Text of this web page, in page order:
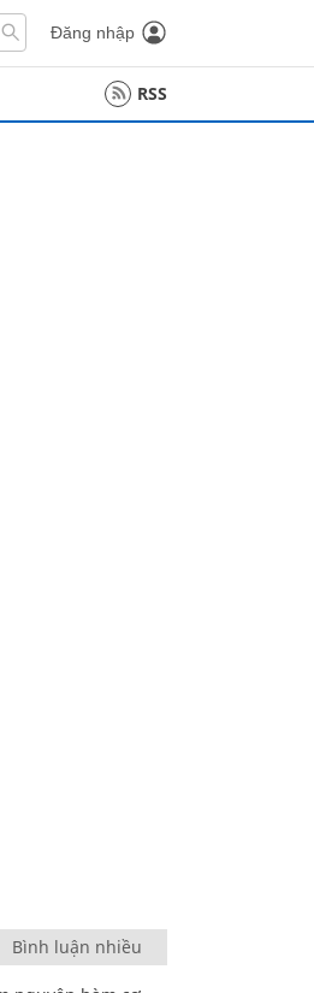
Đăng nhập
RSS
Bình luận nhiều